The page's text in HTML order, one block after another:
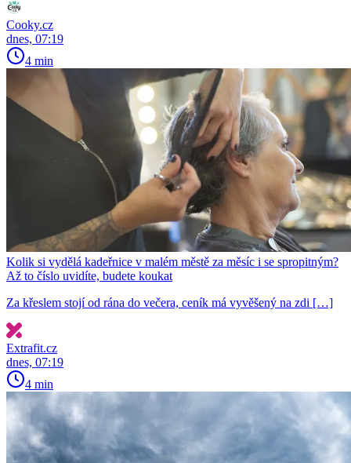
Cooky.cz
dnes, 07:19
4 min
Kolik si vydělá kadeřnice v malém městě za měsíc i se spropitným?
Až to číslo uvidíte, budete koukat
Za křeslem stojí od rána do večera, ceník má vyvěšený na zdi […]
Extrafit.cz
dnes, 07:19
4 min